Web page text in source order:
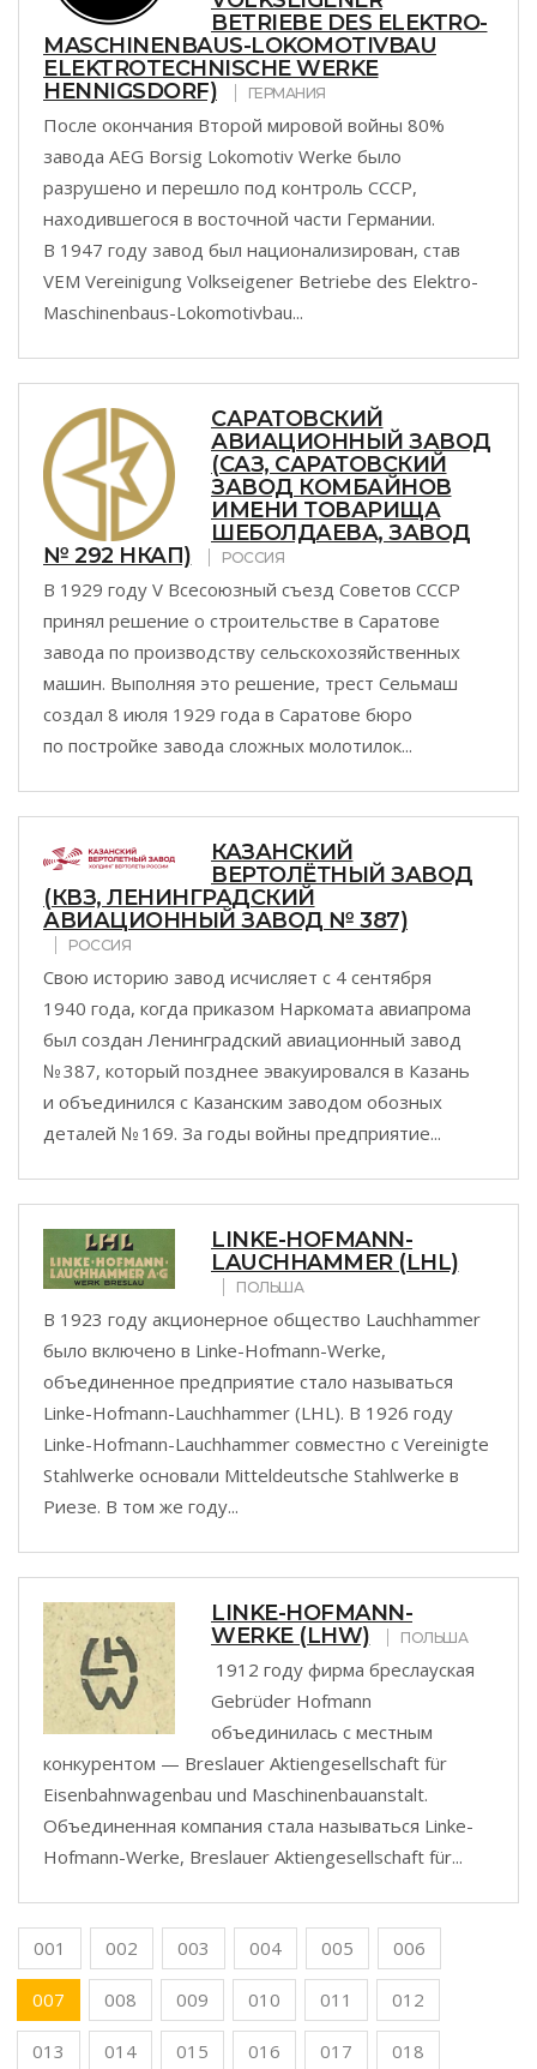
BETRIEBE DES ELEKTRO-
MASCHINENBAUS-LOKOMOTIVBAU
ELEKTROTECHNISCHE WERKE
HENNIGSDORF)
ГЕРМАНИЯ
После окончания Второй мировой войны 80%
завода AEG Borsig Lokomotiv Werke было
разрушено и перешло под контроль СССР,
находившегося в восточной части Германии.
В 1947 году завод был национализирован, став
VEM Vereinigung Volkseigener Betriebe des Elektro-
Maschinenbaus-Lokomotivbau...
САРАТОВСКИЙ
АВИАЦИОННЫЙ ЗАВОД
(САЗ, САРАТОВСКИЙ
ЗАВОД КОМБАЙНОВ
ИМЕНИ ТОВАРИЩА
ШЕБОЛДАЕВА, ЗАВОД
№ 292 НКАП)
РОССИЯ
В 1929 году V Всесоюзный съезд Советов СССР
принял решение о строительстве в Саратове
завода по производству сельскохозяйственных
машин. Выполняя это решение, трест Сельмаш
создал 8 июля 1929 года в Саратове бюро
по постройке завода сложных молотилок...
КАЗАНСКИЙ
ВЕРТОЛЁТНЫЙ ЗАВОД
(КВЗ, ЛЕНИНГРАДСКИЙ
АВИАЦИОННЫЙ ЗАВОД № 387)
РОССИЯ
Свою историю завод исчисляет с 4 сентября
1940 года, когда приказом Наркомата авиапрома
был создан Ленинградский авиационный завод
№ 387, который позднее эвакуировался в Казань
и объединился с Казанским заводом обозных
деталей № 169. За годы войны предприятие...
LINKE-HOFMANN-
LAUCHHAMMER (LHL)
ПОЛЬША
В 1923 году акционерное общество Lauchhammer
было включено в Linke-Hofmann-Werke,
объединенное предприятие стало называться
Linke-Hofmann-Lauchhammer (LHL). В 1926 году
Linke-Hofmann-Lauchhammer совместно с Vereinigte
Stahlwerke основали Mitteldeutsche Stahlwerke в
Риезе. В том же году...
LINKE-HOFMANN-
WERKE (LHW)
ПОЛЬША
1912 году фирма бреслауская
Gebrüder Hofmann
объединилась с местным
конкурентом — Breslauer Aktiengesellschaft für
Eisenbahnwagenbau und Maschinenbauanstalt.
Объединенная компания стала называться Linke-
Hofmann-Werke, Breslauer Aktiengesellschaft für...
001 002 003 004 005 006
007 008 009 010 011 012
013 014 015 016 017 018